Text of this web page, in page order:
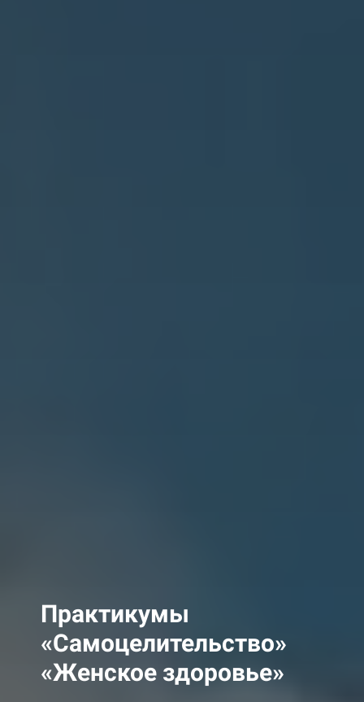
Практикумы
«Самоцелительство»
«Женское здоровье»